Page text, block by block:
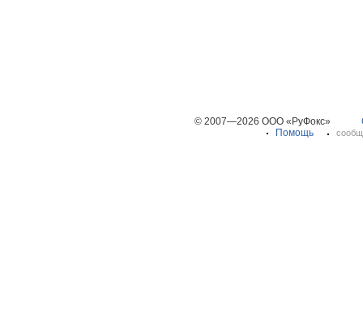
© 2007—2026 ООО «РуФокс»
Помощь